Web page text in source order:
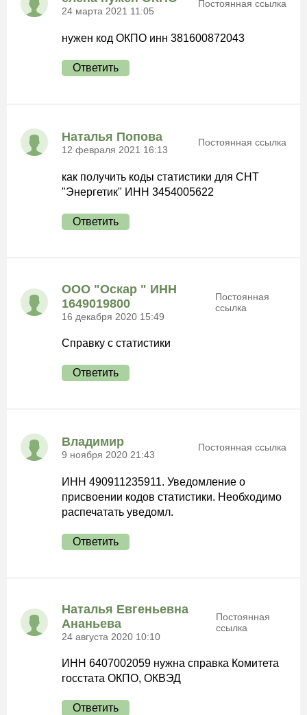
24 марта 2021 11:05
Постоянная ссылка
нужен код ОКПО инн 381600872043
Ответить
Наталья Попова
12 февраля 2021 16:13
Постоянная ссылка
как получить коды статистики для СНТ
"Энергетик" ИНН 3454005622
Ответить
ООО "Оскар " ИНН
1649019800
16 декабря 2020 15:49
Постоянная
ссылка
Справку с статистики
Ответить
Владимир
9 ноября 2020 21:43
Постоянная ссылка
ИНН 490911235911. Уведомление о
присвоении кодов статистики. Необходимо
распечатать уведомл.
Ответить
Наталья Евгеньевна
Ананьева
24 августа 2020 10:10
Постоянная
ссылка
ИНН 6407002059 нужна справка Комитета
госстата ОКПО, ОКВЭД
Ответить